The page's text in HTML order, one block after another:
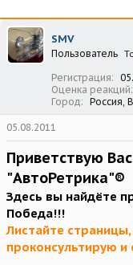
о
р
т
е
а
а
ч
л
а
SMV
Пользователь
Регистрация
Оценка реакций
Город
Россия,
05.08.2011
Приветствую
"АвтоРетрика"®️
Здесь вы найдёте
Победа!!!
Листайте
проконсультирую и